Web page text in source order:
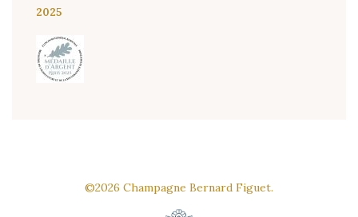
2025
©2026 Champagne Bernard Figuet.